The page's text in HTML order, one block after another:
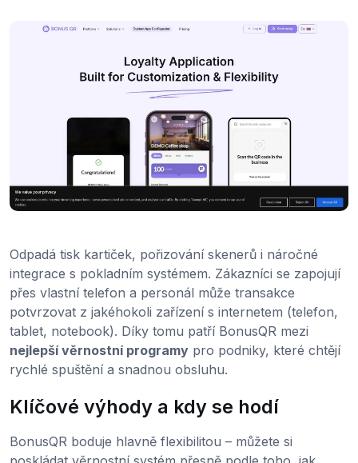
Odpadá tisk kartiček, pořizování skenerů i náročné
integrace s pokladním systémem. Zákazníci se zapojují
přes vlastní telefon a personál může transakce
potvrzovat z jakéhokoli zařízení s internetem (telefon,
tablet, notebook). Díky tomu patří BonusQR mezi
nejlepší věrnostní programy pro podniky, které chtějí
rychlé spuštění a snadnou obsluhu.
Klíčové výhody a kdy se hodí
BonusQR boduje hlavně flexibilitou – můžete si